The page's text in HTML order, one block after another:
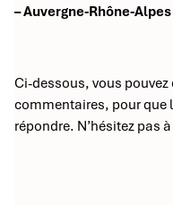
– Auvergne-Rhône-Alpes
Ci-dessous, vous
commentaires, pour que
répondre. N’hésitez pas